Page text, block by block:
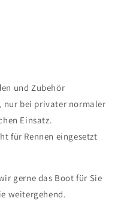
und Zubehör
nur bei privater normaler
Einsatz.
für Rennen eingesetzt
gerne das Boot für Sie
weitergehend.